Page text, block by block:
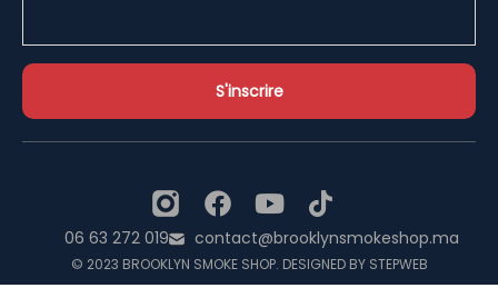
© 2023 BROOKLYN SMOKE SHOP. DESIGNED BY STEPWEB
06 63 272 019 contact@brooklynsmokeshop.ma